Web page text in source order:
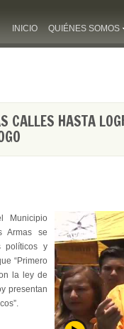
INICIO QUIÉNES SOMOS
CALLES HASTA
Municipio
Armas se
políticos y
“Primero
la ley de
presentan